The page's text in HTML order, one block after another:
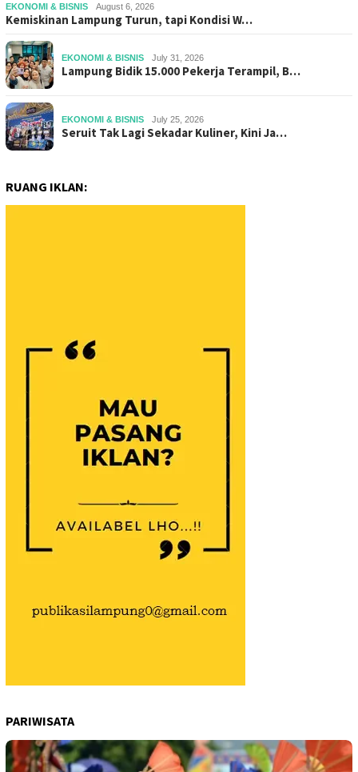
EKONOMI & BISNIS August 6, 2026
Kemiskinan Lampung Turun, tapi Kondisi W…
EKONOMI & BISNIS July 31, 2026
Lampung Bidik 15.000 Pekerja Terampil, B…
EKONOMI & BISNIS July 25, 2026
Seruit Tak Lagi Sekadar Kuliner, Kini Ja…
RUANG IKLAN:
PARIWISATA